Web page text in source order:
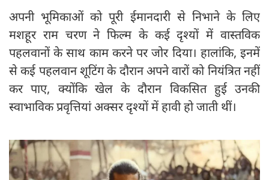
अपनी भूमिकाओं को पूरी ईमानदारी से निभाने के लिए
मशहूर राम चरण ने फिल्म के कई दृश्यों में वास्तविक
पहलवानों के साथ काम करने पर जोर दिया। हालांकि, इनमें
से कई पहलवान शूटिंग के दौरान अपने वारों को नियंत्रित नहीं
कर पाए, क्योंकि खेल के दौरान विकसित हुई उनकी
स्वाभाविक प्रवृत्तियां अक्सर दृश्यों में हावी हो जाती थीं।